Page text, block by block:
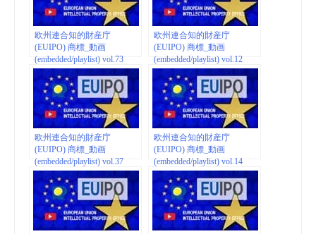
欧州連合知的財産庁
(EUIPO) 商標_動画
(embedded/playlist) vol.73
欧州連合知的財産庁
(EUIPO) 商標_動画
(embedded/playlist) vol.12
欧州連合知的財産庁
(EUIPO) 商標_動画
(embedded/playlist) vol.37
欧州連合知的財産庁
(EUIPO) 商標_動画
(embedded/playlist) vol.14